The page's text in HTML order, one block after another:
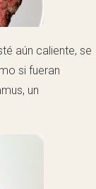
aún caliente, se
si fueran
un